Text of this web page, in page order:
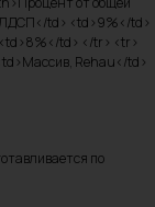
td> <td>9%</td>
td> </tr> <tr>
Rehau</td>
по